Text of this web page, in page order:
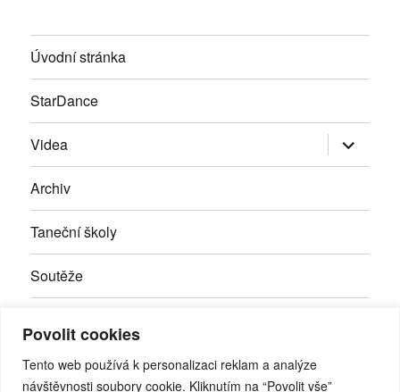
Povolit cookies
Tento web používá k personalizaci reklam a analýze
návštěvnosti soubory cookie. Kliknutím na “Povolit vše”
Úvodní stránka
StarDance
Videa Zobrazit
položky
Archiv
Taneční školy
Soutěže
Kontakty